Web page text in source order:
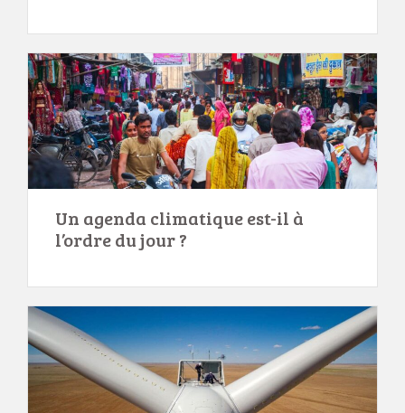
Un agenda climatique est-il à
l’ordre du jour ?